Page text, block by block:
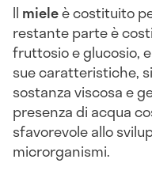
Il mieleè costituito
restante parte è
fruttosio e glucosio,
sue caratteristiche,
sostanza viscosa e
presenza di acqua
sfavorevole allo
microrganismi.